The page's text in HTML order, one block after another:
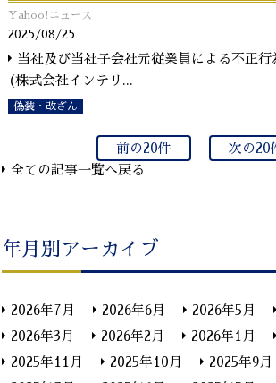
Yahoo!ニュース
2025/08/25
当社及び当社子会社元従業員による不正
(株式会社インテリ ...
偽装・改ざん
前の20件
次の20
全ての記事一覧へ戻る
年月別アーカイブ
2026年7月 2026年6月 2026年5月
2026年3月
2026年2月 2026年1月
2025年11月
2025年10月 2025年9月